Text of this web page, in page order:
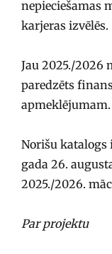
nepieciešamas
karjeras izvēlēs.
Jau 2025./2026
paredzēts
apmeklējumam.
Norišu
gada 26.
2025./2026.
Par projektu